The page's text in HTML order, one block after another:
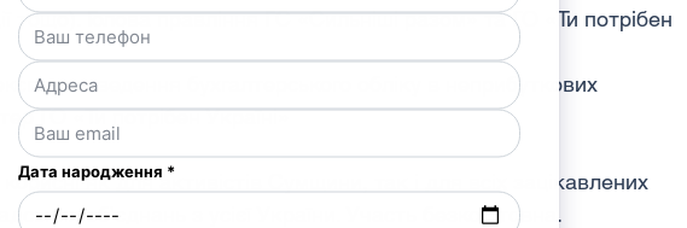
тощо). Голова правління ГС «Сильніші разом» та ГО «Ти потрібен
експерт з ведення бухгалтерського обліку в неприбуткових
ГО «Ти потрібен Україні»
корисні як для активістів Сумщини, так і для всіх зацікавлених
об’єднань з усієї України. Участь безкоштовна.